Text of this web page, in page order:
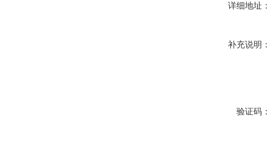
详细地址：
补充说明：
验证码：